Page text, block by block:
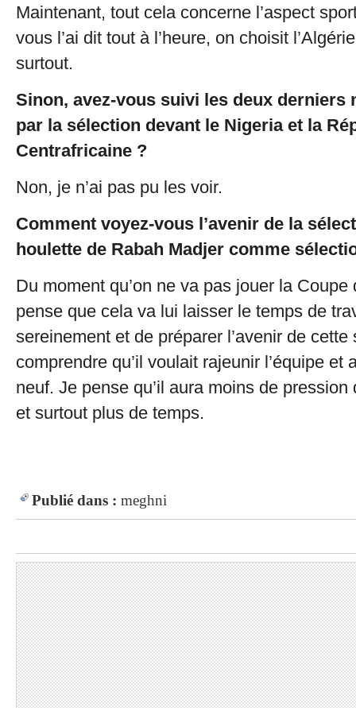
Maintenant, tout cela concerne l’aspect
vous l’ai dit tout à l’heure, on choisit
surtout.
Sinon, avez-vous suivi les deux derniers
par la sélection devant le Nigeria et la
Centrafricaine ?
Non, je n’ai pas pu les voir.
Comment voyez-vous l’avenir de la
houlette de Rabah Madjer comme
Du moment qu’on ne va pas jouer la Coupe
pense que cela va lui laisser le temps de
sereinement et de préparer l’avenir de cette
comprendre qu’il voulait rajeunir l’équipe et
neuf. Je pense qu’il aura moins de
et surtout plus de temps.
Publié dans : meghni